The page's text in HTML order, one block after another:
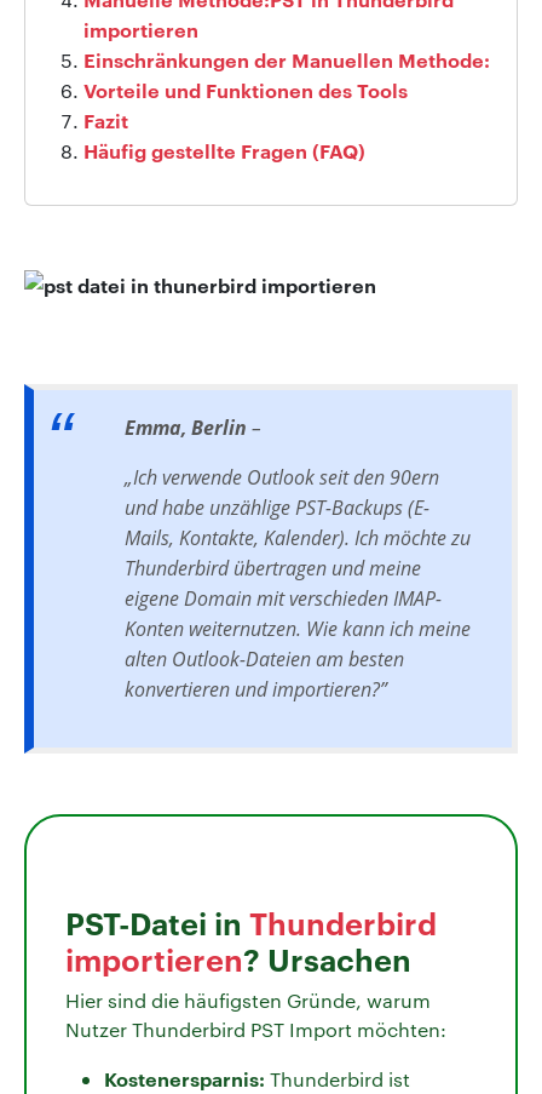
importieren
Einschränkungen der Manuellen Methode:
Vorteile und Funktionen des Tools
Fazit
Häufig gestellte Fragen (FAQ)
Emma, Berlin –
„Ich verwende Outlook seit den 90ern
und habe unzählige PST-Backups (E-
Mails, Kontakte, Kalender). Ich möchte zu
Thunderbird übertragen und meine
eigene Domain mit verschieden IMAP-
Konten weiternutzen. Wie kann ich meine
alten Outlook-Dateien am besten
konvertieren und importieren?”
PST-Datei in Thunderbird
importieren? Ursachen
Hier sind die häufigsten Gründe, warum
Nutzer Thunderbird PST Import möchten:
Kostenersparnis: Thunderbird ist